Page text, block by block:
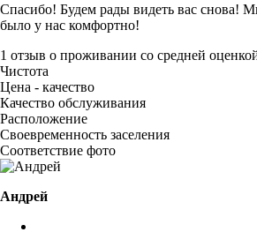
Спасибо! Будем рады видеть вас снова!
было у нас комфортно!
1 отзыв о проживании со средней
Чистота
Цена - качество
Качество обслуживания
Расположение
Своевременность заселения
Соответствие фото
Андрей